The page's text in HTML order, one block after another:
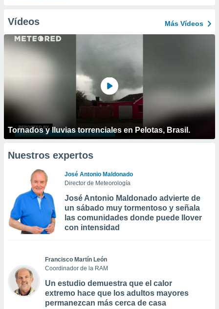
Vídeos Más Vídeos
Tornados y lluvias torrenciales en Pelotas, Brasil.
Nuestros expertos
José Antonio Maldonado
Director de Meteorología
José Antonio Maldonado advierte de
un sábado muy tormentoso y señala
las comunidades donde puede llover
con intensidad
Francisco Martín León
Coordinador de la RAM
Un estudio demuestra que el calor
extremo hace que los adultos mayores
permanezcan más cerca de casa